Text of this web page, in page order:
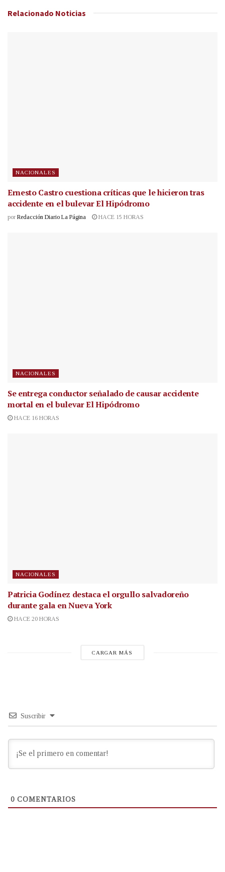
Relacionado Noticias
NACIONALES
Ernesto Castro cuestiona críticas que le hicieron tras
accidente en el bulevar El Hipódromo
por Redacción Diario La Página HACE 15 HORAS
NACIONALES
Se entrega conductor señalado de causar accidente
mortal en el bulevar El Hipódromo
HACE 16 HORAS
NACIONALES
Patricia Godínez destaca el orgullo salvadoreño
durante gala en Nueva York
HACE 20 HORAS
CARGAR MÁS
Suscribir
0 COMENTARIOS